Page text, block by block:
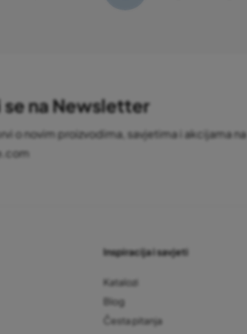
se na Newsletter
o novim proizvodima, savjetima i akcijama na
Inspiracija i savjeti
Katalozi
Blog
Česta pitanja